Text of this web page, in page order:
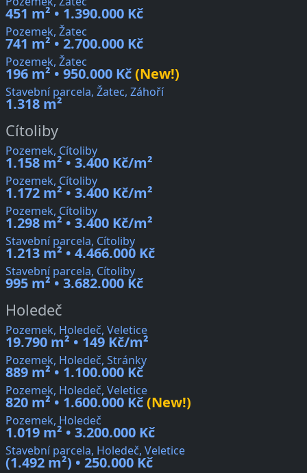
451 m² • 1.390.000 Kč
Pozemek, Žatec
741 m² • 2.700.000 Kč
Pozemek, Žatec
196 m² • 950.000 Kč(New!)
Stavební parcela, Žatec, Záhoří
1.318 m²
Cítoliby
Pozemek, Cítoliby
1.158 m² • 3.400 Kč/m²
Pozemek, Cítoliby
1.172 m² • 3.400 Kč/m²
Pozemek, Cítoliby
1.298 m² • 3.400 Kč/m²
Stavební parcela, Cítoliby
1.213 m² • 4.466.000 Kč
Stavební parcela, Cítoliby
995 m² • 3.682.000 Kč
Holedeč
Pozemek, Holedeč, Veletice
19.790 m² • 149 Kč/m²
Pozemek, Holedeč, Stránky
889 m² • 1.100.000 Kč
Pozemek, Holedeč, Veletice
820 m² • 1.600.000 Kč(New!)
Pozemek, Holedeč
1.019 m² • 3.200.000 Kč
Stavební parcela, Holedeč, Veletice
(1.492 m²) • 250.000 Kč